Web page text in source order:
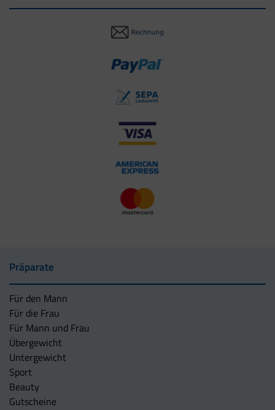
Präparate
Für den Mann
Für die Frau
Für Mann und Frau
Übergewicht
Untergewicht
Sport
Beauty
Gutscheine